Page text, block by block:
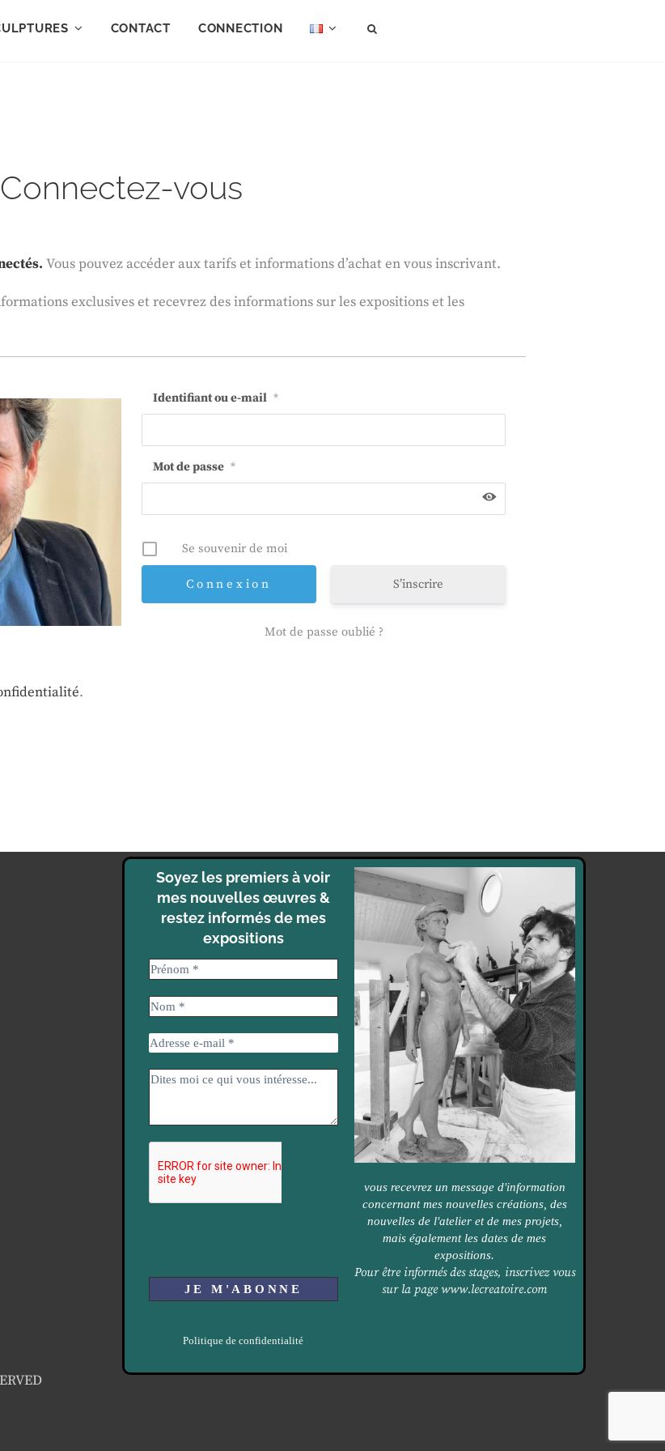
CONTACT CONNECTION
Connectez-vous
Vous pouvez accéder aux tarifs et informations d’achat en vous inscrivant.
exclusives et recevrez des informations sur les expositions et les
Identifiant ou e-mail *
Mot de passe *
Se souvenir de moi
S’inscrire
Mot de passe oublié ?
.
Soyez les premiers à voir
mes nouvelles œuvres &
restez informés de mes
expositions
Politique de confidentialité
vous recevrez un message d'information
concernant mes nouvelles créations, des
nouvelles de l'atelier et de mes projets,
mais également les dates de mes
expositions.
Pour être informés des stages, inscrivez vous
sur la pagewww.lecreatoire.com